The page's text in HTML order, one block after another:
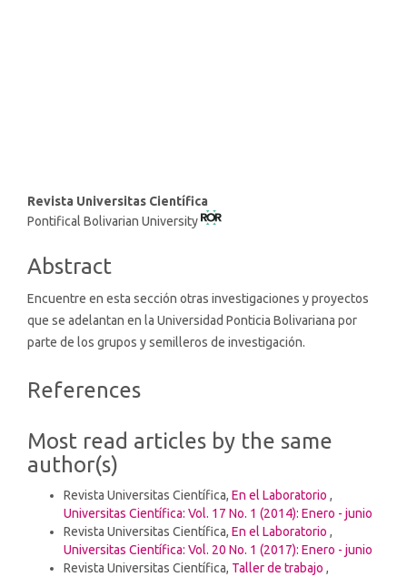
Main
Article
Revista Universitas Científica
Pontifical Bolivarian University
Abstract
Encuentre en esta sección otras investigaciones y proyectos
que se adelantan en la Universidad Ponticia Bolivariana por
parte de los grupos y semilleros de investigación.
Article
References
Most read articles by the same
author(s)
Revista Universitas Científica, En el Laboratorio ,
Universitas Científica: Vol. 17 No. 1 (2014): Enero - junio
Revista Universitas Científica, En el Laboratorio ,
Universitas Científica: Vol. 20 No. 1 (2017): Enero - junio
Revista Universitas Científica, Taller de trabajo ,